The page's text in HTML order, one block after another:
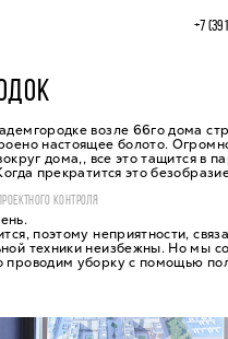
+7
возле 66го дома
настоящее болото.
дома,, все это тащится в
прекратится это
КОНТРОЛЯ
поэтому неприятности,
техники неизбежны. Но мы
проводим уборку с помощью